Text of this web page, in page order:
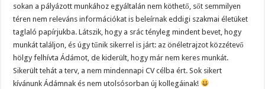
sokan a pályázott munkához egyáltalán nem köthető, sőt semmilyen
téren nem releváns információkat is beleírnak eddigi szakmai életüket
taglaló papírjukba. Látszik, hogy a srác tényleg mindent bevet, hogy
munkát találjon, és úgy tűnik sikerrel is járt: az önéletrajzot közzétevő
hölgy felhívta Ádámot, de kiderült, hogy már nem keres munkát.
Sikerült tehát a terv, a nem mindennapi CV célba ért. Sok sikert
kívánunk Ádámnak és nem utolsósorban új kollegáinak!